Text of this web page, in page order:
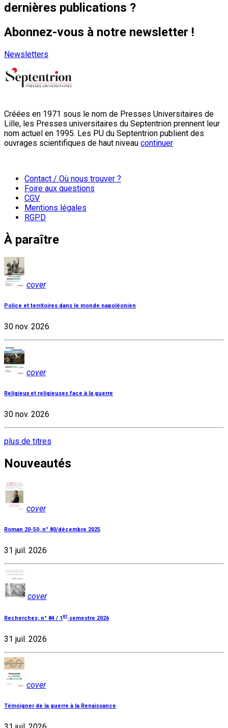
dernières publications ?
Abonnez-vous à notre newsletter !
Newsletters
Créées en 1971 sous le nom de Presses Universitaires de
Lille, les Presses universitaires du Septentrion prennent leur
nom actuel en 1995. Les PU du Septentrion publient des
ouvrages scientifiques de haut niveau continuer
Contact / Où nous trouver ?
Foire aux questions
CGV
Mentions légales
RGPD
À paraître
cover
Police et territoires dans le monde napoléonien
30 nov. 2026
cover
Religieux et religieuses face à la guerre
30 nov. 2026
plus de titres
Nouveautés
cover
Roman 20-50, n° 80/décembre 2025
31 juil. 2026
cover
Recherches, n° 84 / 1 er semestre 2026
31 juil. 2026
cover
Témoigner de la guerre à la Renaissance